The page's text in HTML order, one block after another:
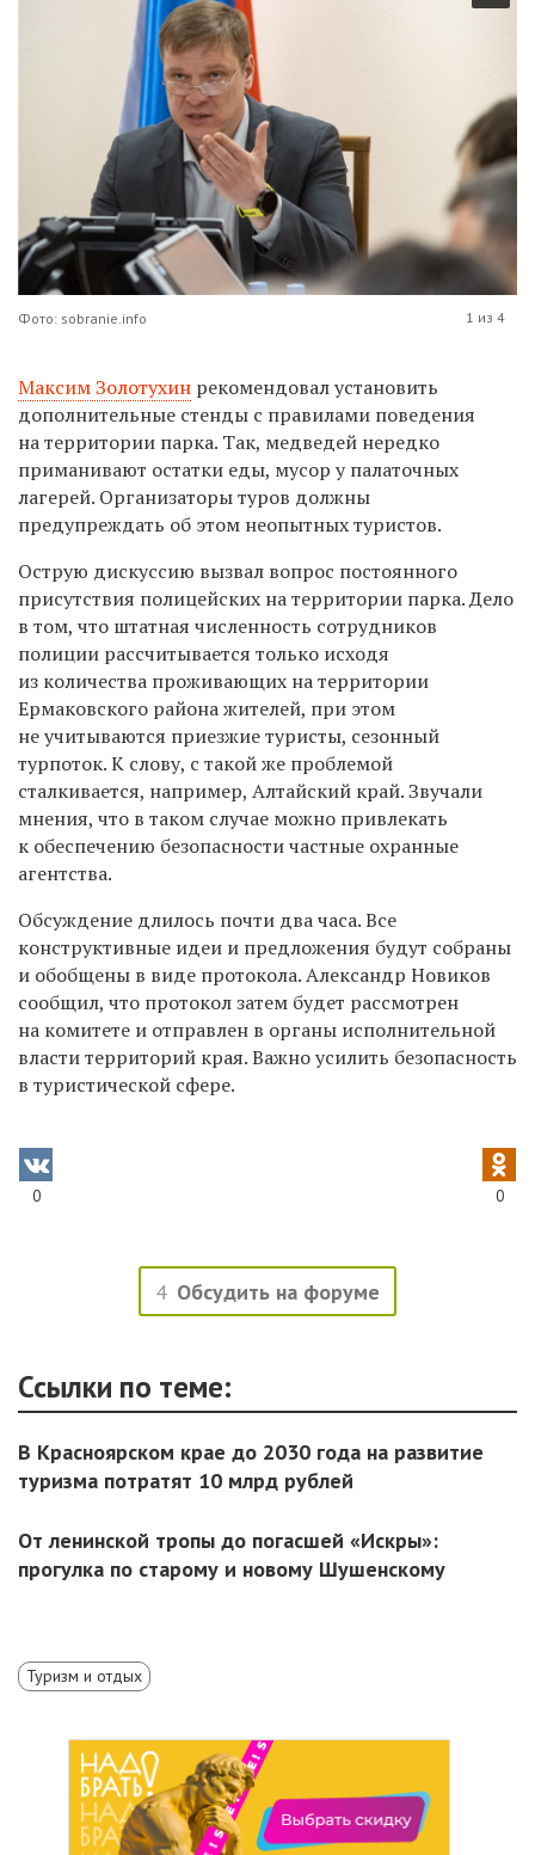
Фото: sobranie.info 1 из 4
Максим Золотухин рекомендовал установить
дополнительные стенды с правилами поведения
на территории парка. Так, медведей нередко
приманивают остатки еды, мусор у палаточных
лагерей. Организаторы туров должны
предупреждать об этом неопытных туристов.
Острую дискуссию вызвал вопрос постоянного
присутствия полицейских на территории парка. Дело
в том, что штатная численность сотрудников
полиции рассчитывается только исходя
из количества проживающих на территории
Ермаковского района жителей, при этом
не учитываются приезжие туристы, сезонный
турпоток. К слову, с такой же проблемой
сталкивается, например, Алтайский край. Звучали
мнения, что в таком случае можно привлекать
к обеспечению безопасности частные охранные
агентства.
Обсуждение длилось почти два часа. Все
конструктивные идеи и предложения будут собраны
и обобщены в виде протокола. Александр Новиков
сообщил, что протокол затем будет рассмотрен
на комитете и отправлен в органы исполнительной
власти территорий края. Важно усилить безопасность
в туристической сфере.
0 0
4 Обсудить на форуме
Ссылки по теме:
В Красноярском крае до 2030 года на развитие
туризма потратят 10 млрд рублей
От ленинской тропы до погасшей «Искры»:
прогулка по старому и новому Шушенскому
Туризм и отдых